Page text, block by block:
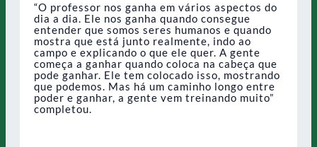
“O professor nos ganha em vários aspectos do
dia a dia. Ele nos ganha quando consegue
entender que somos seres humanos e quando
mostra que está junto realmente, indo ao
campo e explicando o que ele quer. A gente
começa a ganhar quando coloca na cabeça que
pode ganhar. Ele tem colocado isso, mostrando
que podemos. Mas há um caminho longo entre
poder e ganhar, a gente vem treinando muito”
completou.